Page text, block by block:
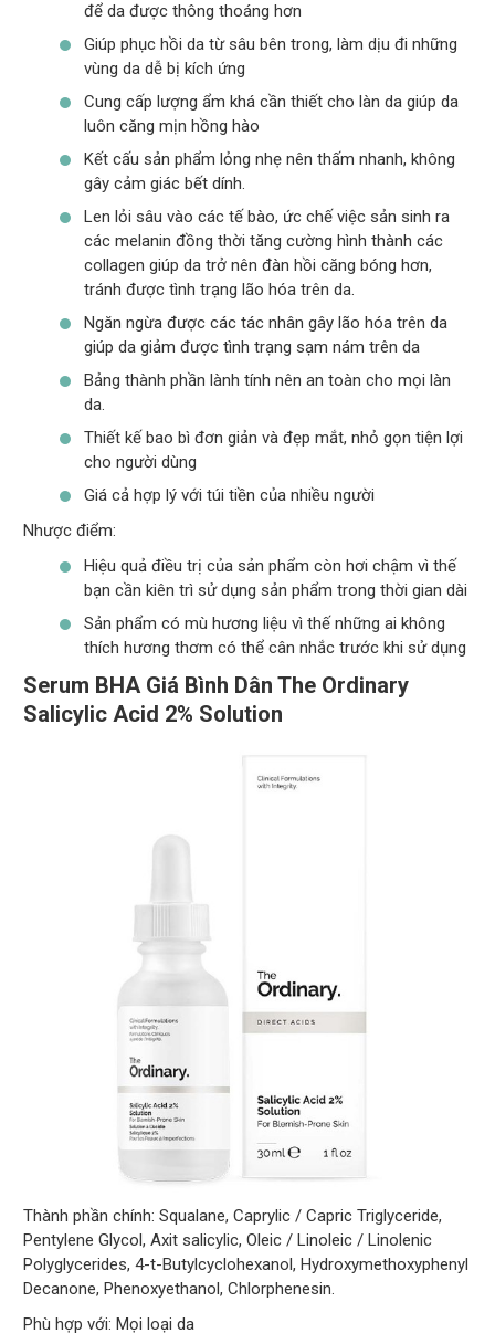
để da được thông thoáng hơn
Giúp phục hồi da từ sâu bên trong, làm dịu đi những
vùng da dễ bị kích ứng
Cung cấp lượng ẩm khá cần thiết cho làn da giúp da
luôn căng mịn hồng hào
Kết cấu sản phẩm lỏng nhẹ nên thấm nhanh, không
gây cảm giác bết dính.
Len lỏi sâu vào các tế bào, ức chế việc sản sinh ra
các melanin đồng thời tăng cường hình thành các
collagen giúp da trở nên đàn hồi căng bóng hơn,
tránh được tình trạng lão hóa trên da.
Ngăn ngừa được các tác nhân gây lão hóa trên da
giúp da giảm được tình trạng sạm nám trên da
Bảng thành phần lành tính nên an toàn cho mọi làn
da.
Thiết kế bao bì đơn giản và đẹp mắt, nhỏ gọn tiện lợi
cho người dùng
Giá cả hợp lý với túi tiền của nhiều người
Nhược điểm:
Hiệu quả điều trị của sản phẩm còn hơi chậm vì thế
bạn cần kiên trì sử dụng sản phẩm trong thời gian dài
Sản phẩm có mù hương liệu vì thế những ai không
thích hương thơm có thể cân nhắc trước khi sử dụng
Serum BHA Giá Bình Dân The Ordinary
Salicylic Acid 2% Solution
Thành phần chính: Squalane, Caprylic / Capric Triglyceride,
Pentylene Glycol, Axit salicylic, Oleic / Linoleic / Linolenic
Polyglycerides, 4-t-Butylcyclohexanol, Hydroxymethoxyphenyl
Decanone, Phenoxyethanol, Chlorphenesin.
Phù hợp với: Mọi loại da